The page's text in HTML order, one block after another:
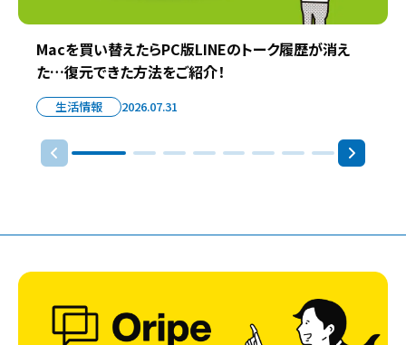
Macを買い替えたらPC版LINEのトーク履歴が消え
た…復元できた方法をご紹介！
生活情報 2026.07.31